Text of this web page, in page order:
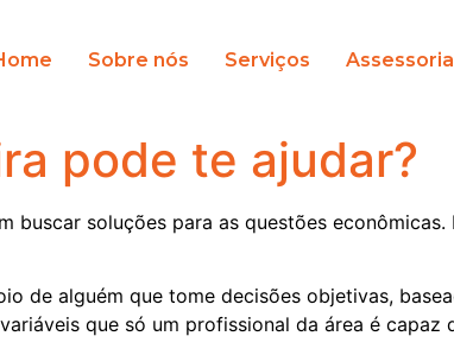
Sobre nós Serviços
pode te ajudar?
soluções para as questões econômicas.
de alguém que tome decisões objetivas,
que só um profissional da área é capaz